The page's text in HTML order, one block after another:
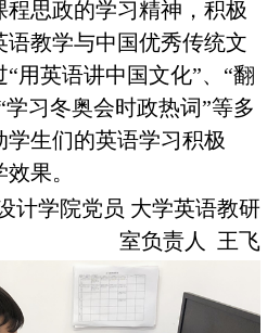
思政的学习精神，积极
教学与中国优秀传统文
用英语讲中国文化”、“翻
习冬奥会时政热词”等多
生们的英语学习积极
果。
学院党员 大学英语教研
室负责人 王飞